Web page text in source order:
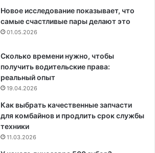
Новое исследование показывает, что
самые счастливые пары делают это
01.05.2026
Сколько времени нужно, чтобы
получить водительские права:
реальный опыт
19.04.2026
Как выбрать качественные запчасти
для комбайнов и продлить срок службы
техники
11.03.2026